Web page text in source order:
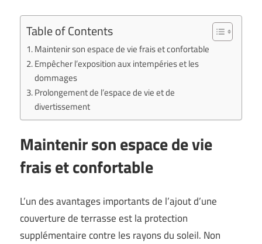
Table of Contents
Maintenir son espace de vie frais et confortable
Empêcher l’exposition aux intempéries et les
dommages
Prolongement de l’espace de vie et de
divertissement
Maintenir son espace de vie
frais et confortable
L’un des avantages importants de l’ajout d’une
couverture de terrasse est la protection
supplémentaire contre les rayons du soleil. Non